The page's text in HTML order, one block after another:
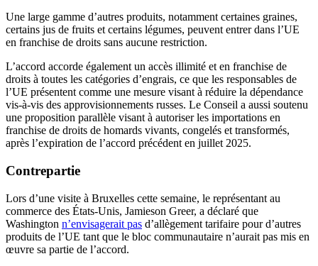
Une large gamme d’autres produits, notamment certaines graines,
certains jus de fruits et certains légumes, peuvent entrer dans l’UE
en franchise de droits sans aucune restriction.
L’accord accorde également un accès illimité et en franchise de
droits à toutes les catégories d’engrais, ce que les responsables de
l’UE présentent comme une mesure visant à réduire la dépendance
vis-à-vis des approvisionnements russes. Le Conseil a aussi soutenu
une proposition parallèle visant à autoriser les importations en
franchise de droits de homards vivants, congelés et transformés,
après l’expiration de l’accord précédent en juillet 2025.
Contrepartie
Lors d’une visite à Bruxelles cette semaine, le représentant au
commerce des États-Unis, Jamieson Greer, a déclaré que
Washington n’envisagerait pas d’allègement tarifaire pour d’autres
produits de l’UE tant que le bloc communautaire n’aurait pas mis en
œuvre sa partie de l’accord.